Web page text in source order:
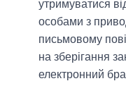
утримуватися
особами з
письмовому
на зберігання
електронний